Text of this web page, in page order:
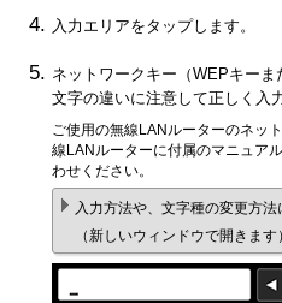
入力エリアをタップします。
ネットワークキー（WEPキーま
文字の違いに注意して正しく入
ご使用の無線LANルーターのネッ
線LANルーターに付属のマニュア
わせください。
入力方法や、文字種の変更方法
（新しいウィンドウで開きます